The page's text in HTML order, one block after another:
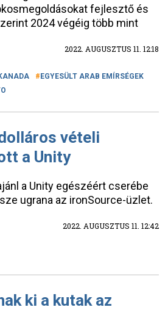
fejlesztő és
2024 végéig több mint
2022. AUGUSZTUS 11. 12:18
EGYESÜLT ARAB EMÍRSÉGEK
vételi
a Unity
a Unity egészéért cserébe
ugrana az ironSource-üzlet.
2022. AUGUSZTUS 11. 12:42
ki a kutak az